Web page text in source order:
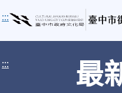
:::
::: 最